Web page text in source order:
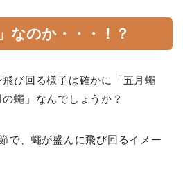
なのか・・・！？
び回る様子は確かに「五月蠅
蠅」なんでしょうか？
で、蠅が盛んに飛び回るイメー